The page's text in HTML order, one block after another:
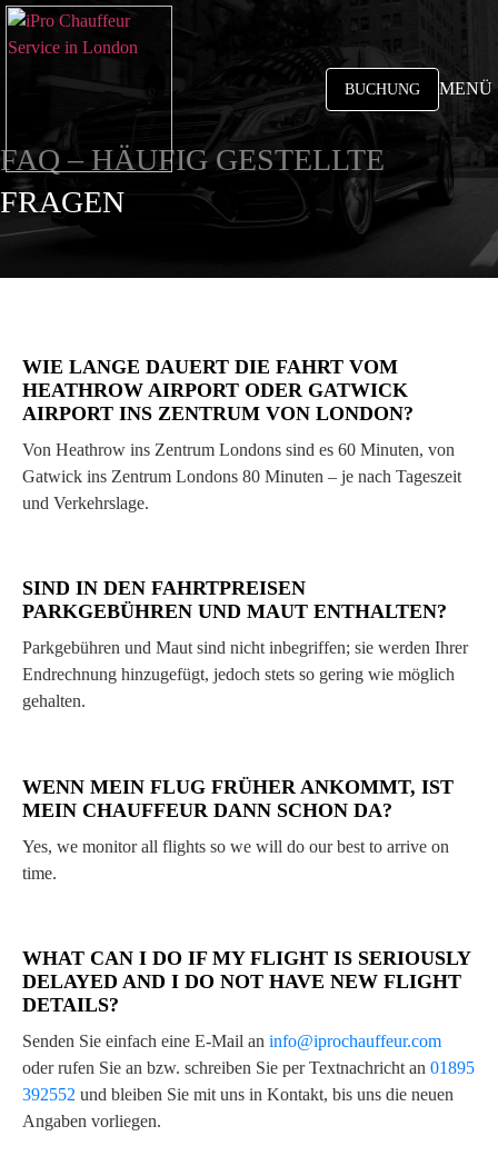
BUCHUNG MENÜ
FAQ – HÄUFIG GESTELLTE
FRAGEN
WIE LANGE DAUERT DIE FAHRT VOM
HEATHROW AIRPORT ODER GATWICK
AIRPORT INS ZENTRUM VON LONDON?
Von Heathrow ins Zentrum Londons sind es 60 Minuten, von
Gatwick ins Zentrum Londons 80 Minuten – je nach Tageszeit
und Verkehrslage.
SIND IN DEN FAHRTPREISEN
PARKGEBÜHREN UND MAUT ENTHALTEN?
Parkgebühren und Maut sind nicht inbegriffen; sie werden Ihrer
Endrechnung hinzugefügt, jedoch stets so gering wie möglich
gehalten.
WENN MEIN FLUG FRÜHER ANKOMMT, IST
MEIN CHAUFFEUR DANN SCHON DA?
Yes, we monitor all flights so we will do our best to arrive on
time.
WHAT CAN I DO IF MY FLIGHT IS SERIOUSLY
DELAYED AND I DO NOT HAVE NEW FLIGHT
DETAILS?
Senden Sie einfach eine E-Mail an info@iprochauffeur.com
oder rufen Sie an bzw. schreiben Sie per Textnachricht an 01895
392552 und bleiben Sie mit uns in Kontakt, bis uns die neuen
Angaben vorliegen.